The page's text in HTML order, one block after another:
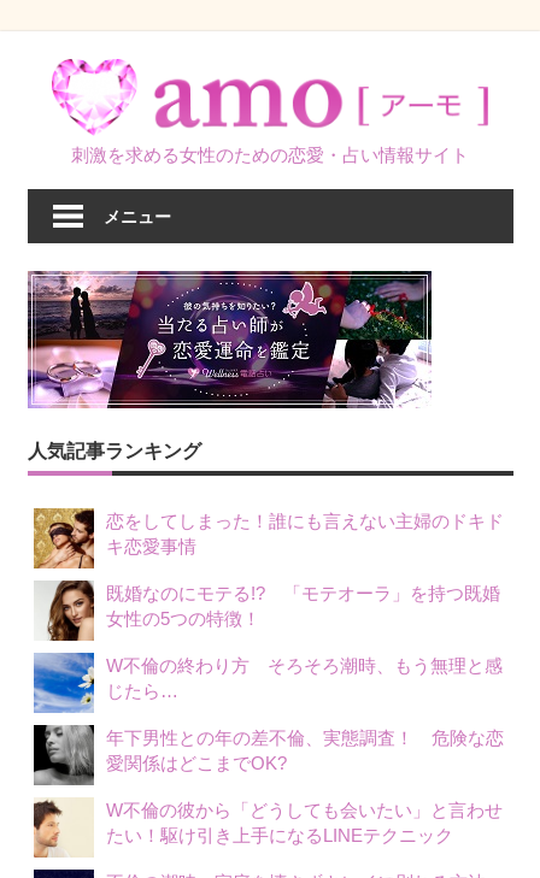
刺激を求める女性のための恋愛・占い情報サイト
メニュー
人気記事ランキング
恋をしてしまった！誰にも言えない主婦のドキド
キ恋愛事情
既婚なのにモテる!? 「モテオーラ」を持つ既婚
女性の5つの特徴！
W不倫の終わり方 そろそろ潮時、もう無理と感
じたら…
年下男性との年の差不倫、実態調査！ 危険な恋
愛関係はどこまでOK?
W不倫の彼から「どうしても会いたい」と言わせ
たい！駆け引き上手になるLINEテクニック